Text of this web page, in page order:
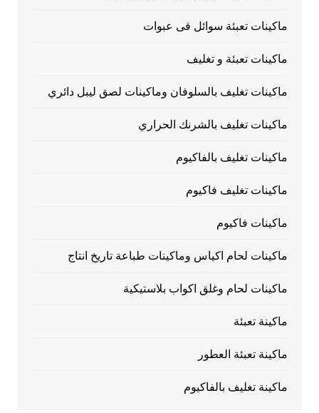
ماكينات تعبئة سوائل فى عبوات
ماكينات تعبئة و تغليف
ماكينات تغليف بالسلوفان وماكينات لصق ليبل دائري
ماكينات تغليف بالشرنك الحراري
ماكينات تغليف بالفاكيوم
ماكينات تغليف فاكيوم
ماكينات فاكيوم
ماكينات لحام اكياس وماكينات طباعة تاريخ انتاج
ماكينات لحام وغلق اكواب بلاستيكية
ماكينة تعبئة
ماكينة تعبئة العطور
ماكينة تغليف بالفاكيوم